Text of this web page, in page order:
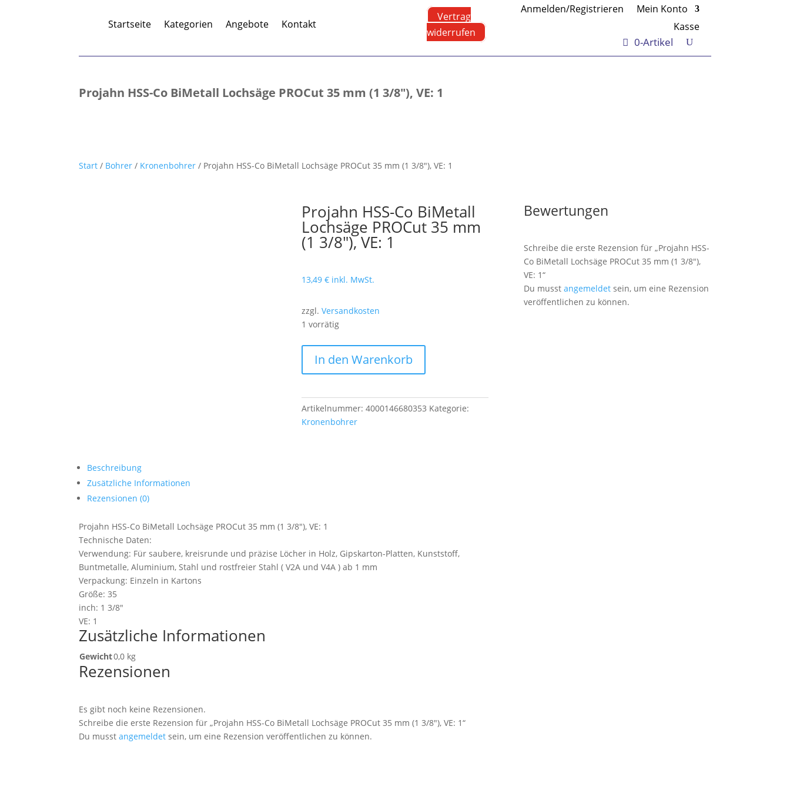
Startseite Kategorien Angebote Kontakt
Vertrag
widerrufen
Anmelden/Registrieren
Mein Konto
Kasse
0-Artikel
Projahn HSS-Co BiMetall Lochsäge PROCut 35 mm (1 3/8″), VE: 1
Start / Bohrer / Kronenbohrer / Projahn HSS-Co BiMetall Lochsäge PROCut 35 mm (1 3/8″), VE: 1
Projahn HSS-Co BiMetall
Lochsäge PROCut 35 mm
(1 3/8″), VE: 1
13,49 € inkl. MwSt.
zzgl. Versandkosten
1 vorrätig
HSS-
Co
Lochsäge
PROCut
In den Warenkorb
Artikelnummer: 4000146680353 Kategorie:
Kronenbohrer
Bewertungen
Schreibe die erste Rezension für „Projahn HSS-
Co BiMetall Lochsäge PROCut 35 mm (1 3/8″),
VE: 1“
Du musst angemeldetsein, um eine Rezension
veröffentlichen zu können.
Beschreibung
Zusätzliche Informationen
Rezensionen (0)
Projahn HSS-Co BiMetall Lochsäge PROCut 35 mm (1 3/8"), VE: 1
Technische Daten:
Verwendung: Für saubere, kreisrunde und präzise Löcher in Holz, Gipskarton-Platten, Kunststoff,
Buntmetalle, Aluminium, Stahl und rostfreier Stahl ( V2A und V4A ) ab 1 mm
Verpackung: Einzeln in Kartons
Größe: 35
inch: 1 3/8"
VE: 1
Zusätzliche Informationen
Gewicht0,0 kg
Rezensionen
Es gibt noch keine Rezensionen.
Schreibe die erste Rezension für „Projahn HSS-Co BiMetall Lochsäge PROCut 35 mm (1 3/8″), VE: 1“
Du musstangemeldet sein, um eine Rezension veröffentlichen zu können.